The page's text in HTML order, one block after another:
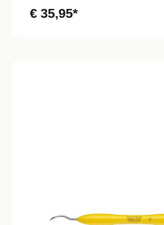
€ 35,95*